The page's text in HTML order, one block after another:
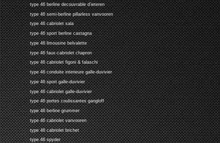
type 46 berline decouvrable d'ieteren
type 46 semi-berline pillarless vanvooren
type 46 cabriolet sala
type 46 sport berline castagna
type 46 limousine belvalette
type 46 faux-cabriolet chapron
type 46 cabriolet figoni & falaschi
type 46 conduite interieure galle-duvivier
type 46 sport galle-duvivier
type 46 cabriolet galle-duvivier
type 46 portes coulissantes gangloff
type 46 berline grummer
type 46 cabriolet vanvooren
type 46 cabriolet brichet
type 46 spyder